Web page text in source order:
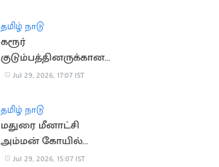
தமிழ் நாடு
கரூர்
குடும்பத்தினருக்கான
அரசு பணி ரத்து..
தமிழக அரசு மனு
Jul 29, 2026, 17:07 IST
தமிழ் நாடு
மதுரை மீனாட்சி
அம்மன் கோயில்
நிலமோசடி.. 19 பேர் மீது
Jul 29, 2026, 15:07 IST